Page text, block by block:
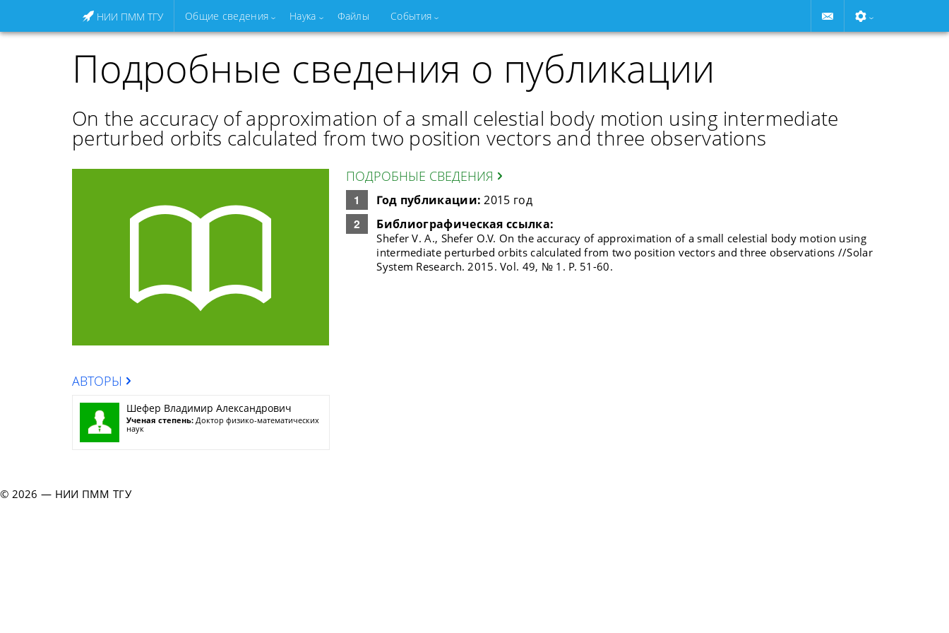
НИИ ПММ ТГУ Общие сведения Наука Файлы События
Подробные сведения о публикации
On the accuracy of approximation of a small celestial body motion using intermediate
perturbed orbits calculated from two position vectors and three observations
ПОДРОБНЫЕ СВЕДЕНИЯ
Год публикации: 2015 год
Библиографическая ссылка:
Shefer V. A., Shefer O.V. On the accuracy of approximation of a small celestial body motion using
intermediate perturbed orbits calculated from two position vectors and three observations //Solar
System Research. 2015. Vol. 49, № 1. P. 51-60.
АВТОРЫ
Шефер Владимир Александрович
Ученая степень: Доктор физико-математических
наук
© 2026 — НИИ ПММ ТГУ